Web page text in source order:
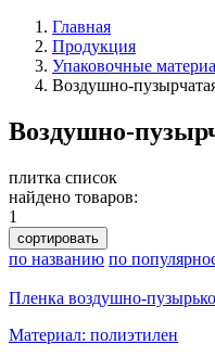
Главная
Продукция
Упаковочные
Воздушно-
Воздушно-
плитка список
найдено товаров:
1
сортировать
по названию по
Пленка воздушно-
Материал: полиэтилен